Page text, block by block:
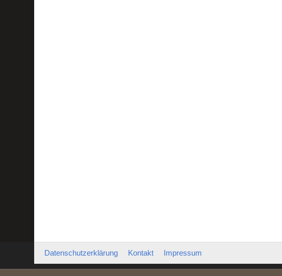
Datenschutzerklärung Kontakt Impressum